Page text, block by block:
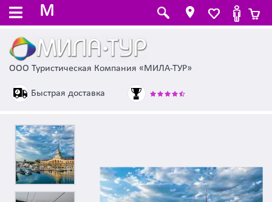
M
ООО Туристическая Компания «МИЛА-ТУР»
Быстрая доставка